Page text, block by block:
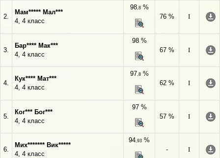
2.
Мам***** Мал***
4, 4 класс
98,8%
76 %
I
3.
Бар**** Мак***
4, 4 класс
98 %
67 %
I
4.
Кук**** Мат***
4, 4 класс
97,8%
62 %
I
5.
Ког*** Бог***
4, 4 класс
97 %
57 %
I
6.
Мих******* Вик*****
4, 4 класс
94,93 %
-
I